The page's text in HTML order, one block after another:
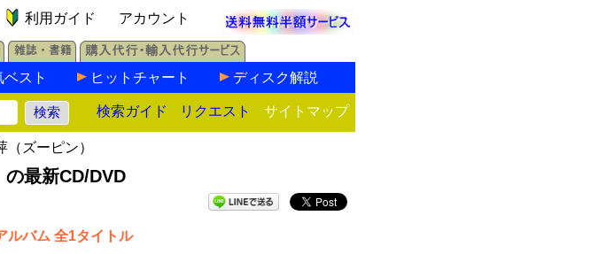
利用ガイド アカウント
ベスト ヒットチャート ディスク解説
検索ガイド リクエスト サイトマップ
（ズーピン）
最新CD/DVD
バム 全1タイトル